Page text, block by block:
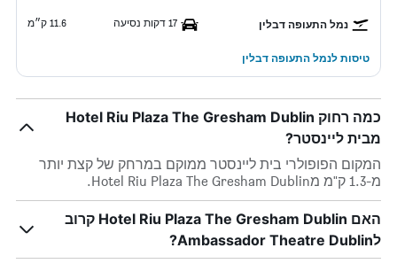
נמל התעופה דבלין 17 דקות נסיעה 11.6 ק״מ
טיסות לנמל התעופה דבלין
כמה רחוק Hotel Riu Plaza The Gresham Dublin
מבית ליינסטר?
המקום הפופולרי בית ליינסטר ממוקם במרחק של קצת יותר
מ-1.3 ק"מ מHotel Riu Plaza The Gresham Dublin.
האם Hotel Riu Plaza The Gresham Dublin קרוב
לAmbassador Theatre Dublin?